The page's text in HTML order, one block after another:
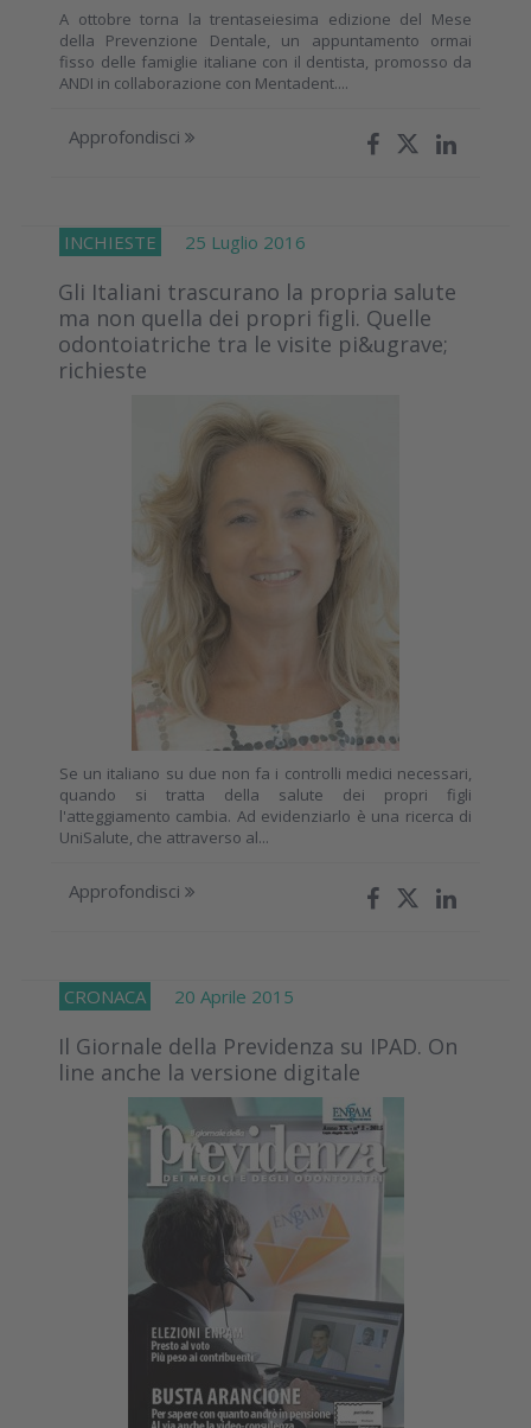
A ottobre torna la trentaseiesima edizione del Mese
della Prevenzione Dentale, un appuntamento ormai
fisso delle famiglie italiane con il dentista, promosso da
ANDI in collaborazione con Mentadent....
Approfondisci
INCHIESTE 25 Luglio 2016
Gli Italiani trascurano la propria salute
ma non quella dei propri figli. Quelle
odontoiatriche tra le visite pi&ugrave;
richieste
Se un italiano su due non fa i controlli medici necessari,
quando si tratta della salute dei propri figli
l'atteggiamento cambia. Ad evidenziarlo è una ricerca di
UniSalute, che attraverso al...
Approfondisci
CRONACA 20 Aprile 2015
Il Giornale della Previdenza su IPAD. On
line anche la versione digitale